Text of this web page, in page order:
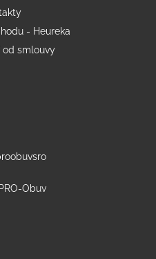
- Heureka
od smlouvy
Obuv